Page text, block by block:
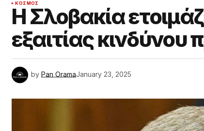
ΚΌΣΜΟΣ
Η Σλοβακία
εξαιτίας κινδύνου
by Pan OramaJanuary 23, 2025